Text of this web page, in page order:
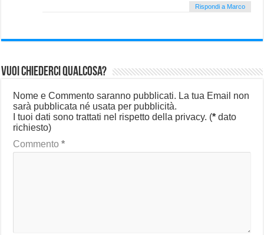
Rispondi a Marco
Vuoi chiederci qualcosa?
Nome e Commento saranno pubblicati. La tua Email non
sarà pubblicata né usata per pubblicità.
I tuoi dati sono trattati nel rispetto della privacy. (* dato
richiesto)
Commento*